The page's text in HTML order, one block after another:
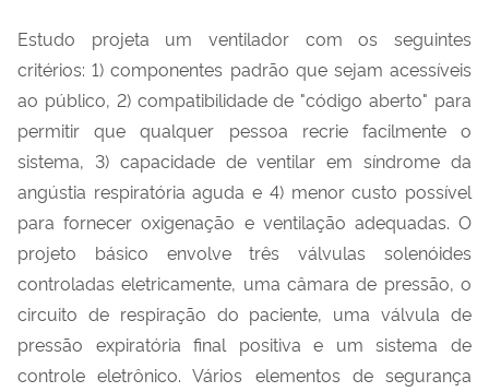
Estudo projeta um ventilador com os seguintes
critérios: 1) componentes padrão que sejam acessíveis
ao público, 2) compatibilidade de "código aberto" para
permitir que qualquer pessoa recrie facilmente o
sistema, 3) capacidade de ventilar em síndrome da
angústia respiratória aguda e 4) menor custo possível
para fornecer oxigenação e ventilação adequadas. O
projeto básico envolve três válvulas solenóides
controladas eletricamente, uma câmara de pressão, o
circuito de respiração do paciente, uma válvula de
pressão expiratória final positiva e um sistema de
controle eletrônico. Vários elementos de segurança